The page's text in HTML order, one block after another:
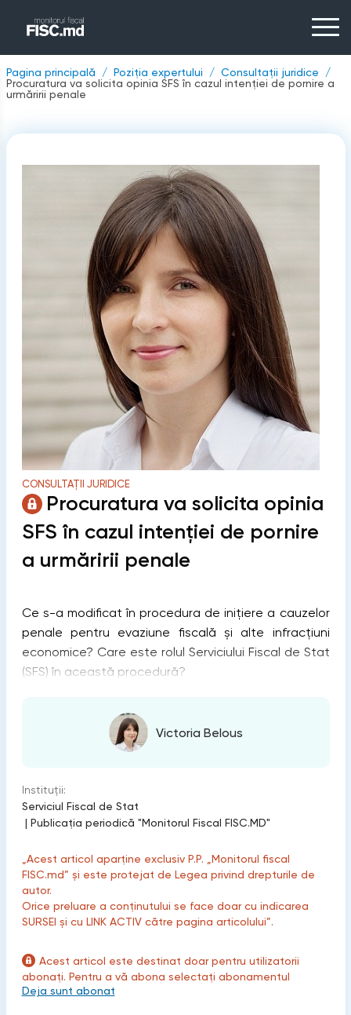
Pagina principală Poziția expertului
Consultații juridice
Procuratura va solicita opinia SFS în cazul intenției de pornire a
urmăririi penale
CONSULTAȚII JURIDICE
Procuratura va solicita opinia
SFS în cazul intenției de pornire
a urmăririi penale
Ce s-a modificat în procedura de inițiere a cauzelor
penale pentru evaziune fiscală şi alte infracțiuni
economice? Care este rolul Serviciului Fiscal de Stat
(SFS) în această procedură?
Victoria Belous
Instituții:
Serviciul Fiscal de Stat
| Publicaţia periodică "Monitorul Fiscal FISC.MD"
„Acest articol aparține exclusiv P.P. „Monitorul fiscal
FISC.md” și este protejat de Legea privind drepturile de
autor.
Orice preluare a conținutului se face doar cu indicarea
SURSEI și cu LINK ACTIV către pagina articolului”.
Acest articol este destinat doar pentru utilizatorii
abonați. Pentru a vă abona selectați abonamentul
Deja sunt abonat